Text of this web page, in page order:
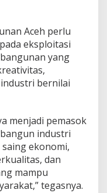
Aceh perlu
eksploitasi
yang
bernilai
menjadi pemasok
industri
ekonomi,
dan
mampu
tegasnya.